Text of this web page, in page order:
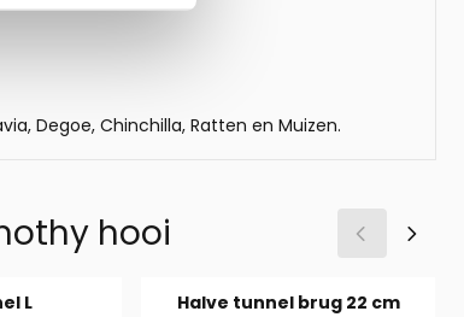
Degoe, Chinchilla, Ratten en Muizen.
hooi
L Halve tunnel brug 22 cm